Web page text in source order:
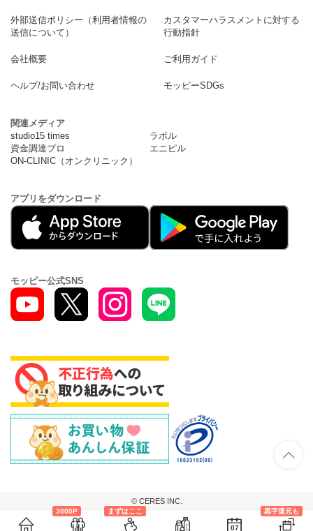
3000P まずはここ
07
黒字還元も
外部送信ポリシー（利用者情報の
送信について）
カスタマーハラスメントに対する
行動指針
会社概要 ご利用ガイド
ヘルプ/お問い合わせ モッピーSDGs
関連メディア
studio15 times
ラボル
資金調達プロ
エニピル
ON-CLINIC（オンクリニック）
アプリをダウンロード
モッピー公式SNS
© CERES INC.